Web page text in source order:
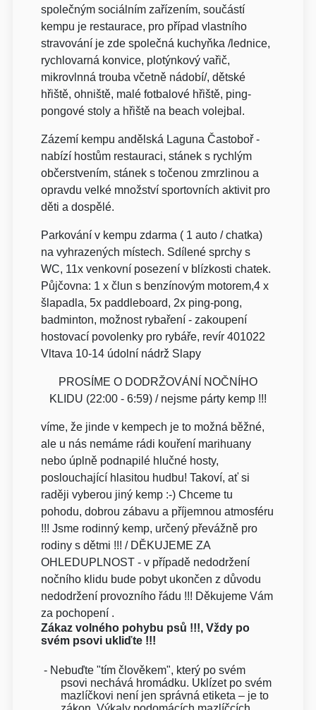
společným sociálním zařízením, součástí
kempu je restaurace, pro případ vlastního
stravování je zde společná kuchyňka /lednice,
rychlovarná konvice, plotýnkový vařič,
mikrovlnná trouba včetně nádobí/, dětské
hřiště, ohniště, malé fotbalové hřiště, ping-
pongové stoly a hřiště na beach volejbal.
Zázemí kempu andělská Laguna Častoboř -
nabízí hostům restauraci, stánek s rychlým
občerstvením, stánek s točenou zmrzlinou a
opravdu velké množství sportovních aktivit pro
děti a dospělé.
Parkování v kempu zdarma ( 1 auto / chatka)
na vyhrazených místech. Sdílené sprchy s
WC, 11x venkovní posezení v blízkosti chatek.
Půjčovna: 1 x člun s benzínovým motorem,4 x
šlapadla, 5x paddleboard, 2x ping-pong,
badminton, možnost rybaření - zakoupení
hostovací povolenky pro rybáře, revír 401022
Vltava 10-14 údolní nádrž Slapy
PROSÍME O DODRŽOVÁNÍ NOČNÍHO
KLIDU (22:00 - 6:59) / nejsme párty kemp !!!
víme, že jinde v kempech je to možná běžné,
ale u nás nemáme rádi kouření marihuany
nebo úplně podnapilé hlučné hosty,
poslouchající hlasitou hudbu! Takoví, ať si
raději vyberou jiný kemp :-) Chceme tu
pohodu, dobrou zábavu a příjemnou atmosféru
!!! Jsme rodinný kemp, určený převážně pro
rodiny s dětmi !!! / DĚKUJEME ZA
OHLEDUPLNOST - v případě nedodržení
nočního klidu bude pobyt ukončen z důvodu
nedodržení provozního řádu !!! Děkujeme Vám
za pochopení .
Zákaz volného pohybu psů !!!,Vždy po
svém psovi ukliďte !!!
- Nebuďte "tím člověkem", který po svém
psovi nechává hromádku. Uklízet po svém
mazlíčkovi není jen správná etiketa – je to